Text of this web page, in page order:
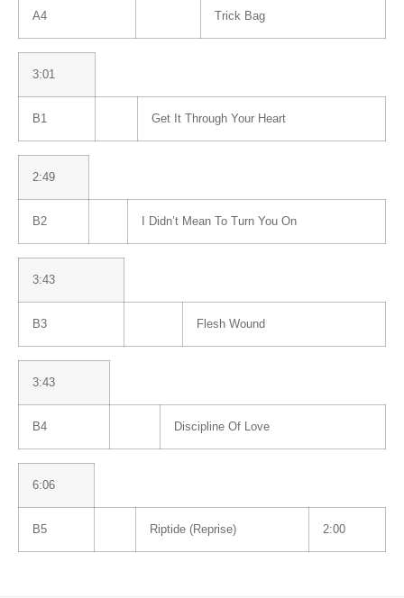
A4 Trick Bag
3:01
B1 Get It Through Your Heart
2:49
B2 I Didn’t Mean To Turn You On
3:43
B3 Flesh Wound
3:43
B4 Discipline Of Love
6:06
B5 Riptide (Reprise) 2:00